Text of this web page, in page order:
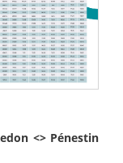
<> Pénestin